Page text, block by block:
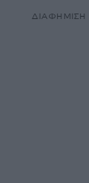
ΔΙΑΦΗΜΙΣΗ